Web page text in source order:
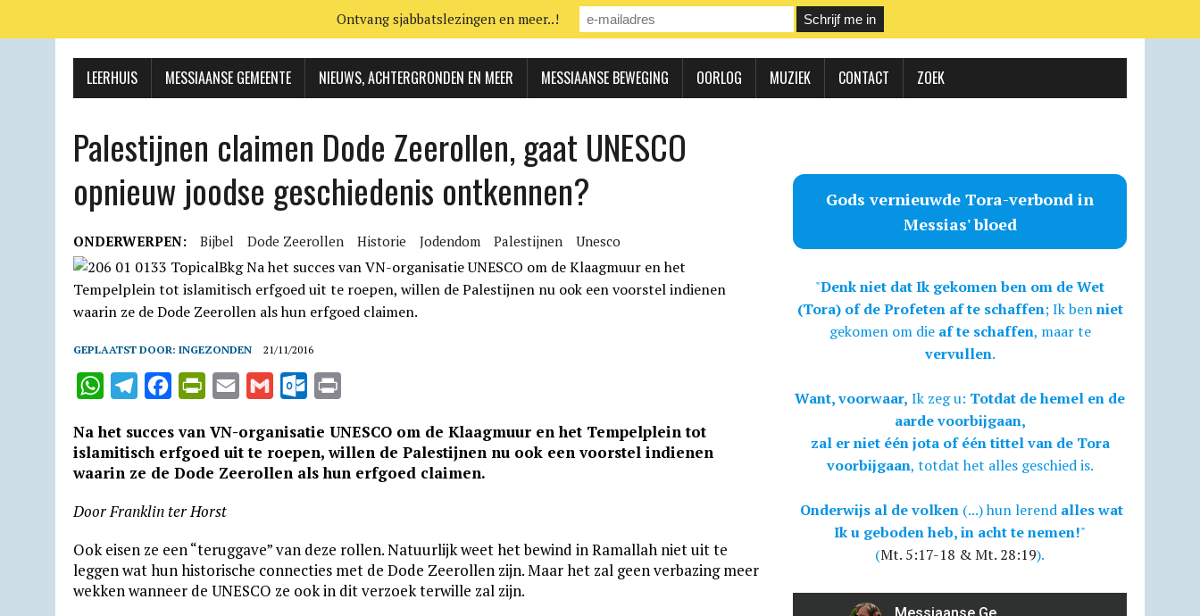
LEERHUIS MESSIAANSE GEMEENTE NIEUWS, ACHTERGRONDEN EN MEER MESSIAANSE BEWEGING OORLOG MUZIEK CONTACT ZOEK
Palestijnen claimen Dode Zeerollen, gaat UNESCO
opnieuw joodse geschiedenis ontkennen?
ONDERWERPEN: Bijbel Dode Zeerollen Historie Jodendom Palestijnen Unesco
GEPLAATST DOOR: INGEZONDEN 21/11/2016
W
a
t
A
p
p
T
l
e
r
a
m
c
e
o
o
k
n
F
r
i
e
a
i
a
i
t
l
k
.
c
i
n
Na het succes van VN-organisatie UNESCO om de Klaagmuur en het Tempelplein tot
islamitisch erfgoed uit te roepen, willen de Palestijnen nu ook een voorstel indienen
waarin ze de Dode Zeerollen als hun erfgoed claimen.
Door Franklin ter Horst
Ook eisen ze een “teruggave” van deze rollen. Natuurlijk weet het bewind in Ramallah niet uit te
leggen wat hun historische connecties met de Dode Zeerollen zijn. Maar het zal geen verbazing meer
wekken wanneer de UNESCO ze ook in dit verzoek terwille zal zijn.
Gods vernieuwde Tora-verbond in
Messias' bloed
"Denk niet dat Ik gekomen ben om de Wet
(Tora) of de Profeten af te schaffen; Ik benniet
gekomen om die af te schaffen, maar te
vervullen.
Want, voorwaar, Ik zeg u: Totdat de hemel en de
aarde voorbijgaan,
zal er niet één jota of één tittel van de Tora
voorbijgaan, totdat het alles geschied is.
Onderwijs al de volken (...) hun lerend alles wat
Ik u geboden heb, in acht te nemen!"
(Mt. 5:17-18 & Mt. 28:19).
Ontvang sjabbatslezingen en meer..!